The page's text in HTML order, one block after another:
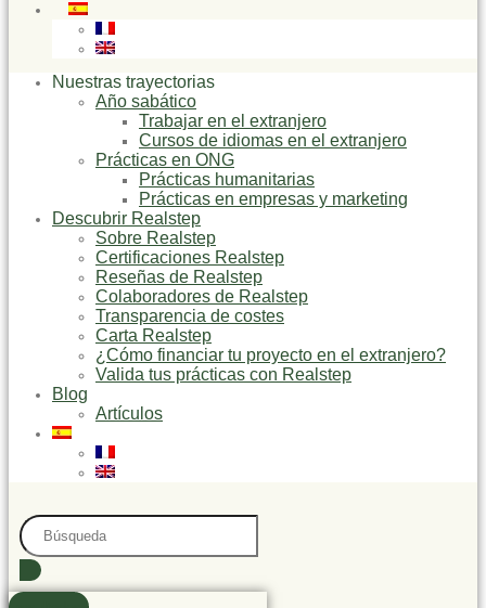
Nuestras trayectorias
Año sabático
Trabajar en el extranjero
Cursos de idiomas en el extranjero
Prácticas en ONG
Prácticas humanitarias
Prácticas en empresas y marketing
Descubrir Realstep
Sobre Realstep
Certificaciones Realstep
Reseñas de Realstep
Colaboradores de Realstep
Transparencia de costes
Carta Realstep
¿Cómo financiar tu proyecto en el extranjero?
Valida tus prácticas con Realstep
Blog
Artículos
Search
...